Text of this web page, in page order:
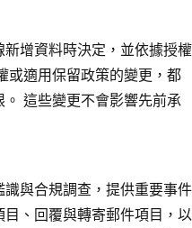
增資料時決定，並依據授權
或適用保留政策的變更，都
這些變更不會影響先前承
與合規調查，提供重要事件
、回覆與轉寄郵件項目，以